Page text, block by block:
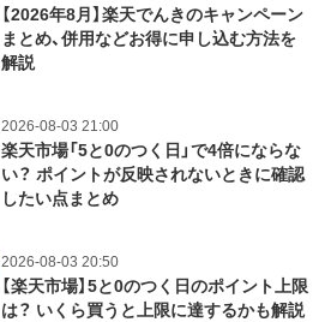
【2026年8月】楽天でんきのキャンペーン
まとめ、併用などお得に申し込む方法を
解説
2026-08-03 21:00
楽天市場「5と0のつく日」で4倍にならな
い？ ポイントが反映されないときに確認
したい点まとめ
2026-08-03 20:50
【楽天市場】5と0のつく日のポイント上限
は？ いくら買うと上限に達するかも解説